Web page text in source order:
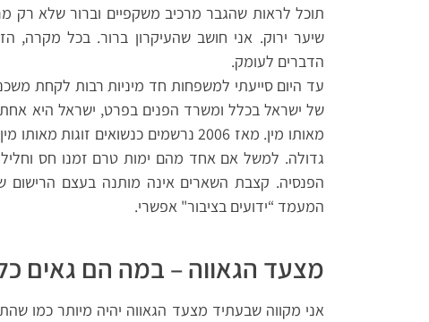
תוכל לראות שהגבר מרכיב משקפיים וברור שלא רק
שיער ירוק. אני חושב שהעיקרון ברור. בכל מקרה,
הדברים לעומק.
עד היום סייעתי למשפחות חד מיניות רבות לקחת
של ישראל בכלל ומשרד הפנים בפרט, ישראל היא אחת
מאותו מין. מאז 2006 נרשמים כנשואים
גדולה. למשל אם אחד מהם ימות טרם זמנו חס
הפנסיה. קצבת השארים אינה מותנה בעצם הרישום
המעמד “ידועים בציבור" אפשרי.
מצעד הגאווה– במה הם גאים
אני מקווה שבעתיד מצעד הגאווה יהיה מיותר כמו